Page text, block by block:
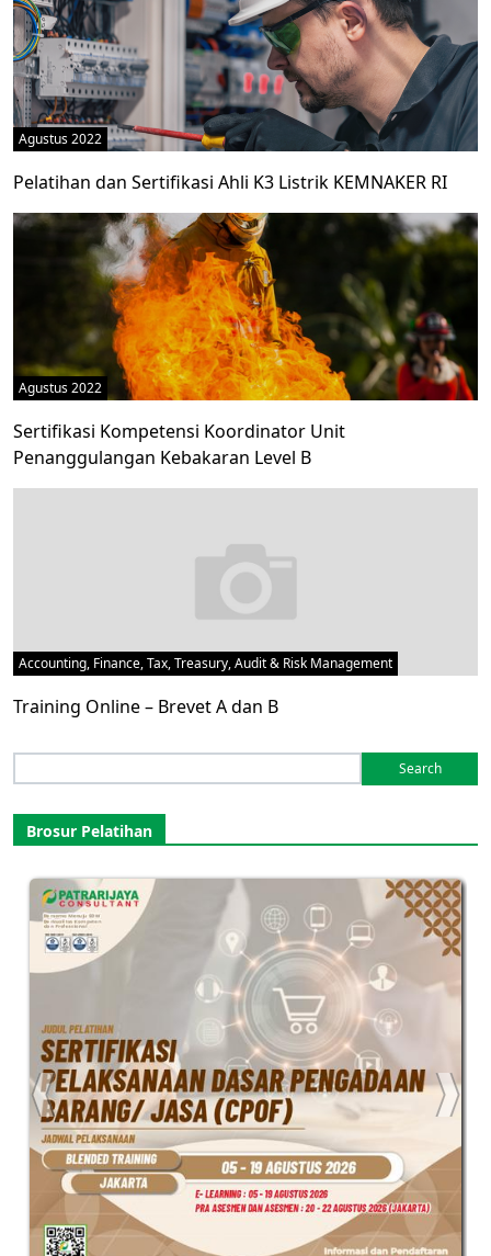
Agustus 2022
Pelatihan dan Sertifikasi Ahli K3 Listrik KEMNAKER RI
Agustus 2022
Sertifikasi Kompetensi Koordinator Unit
Penanggulangan Kebakaran Level B
Accounting, Finance, Tax, Treasury, Audit & Risk Management
Training Online – Brevet A dan B
for:
Brosur Pelatihan